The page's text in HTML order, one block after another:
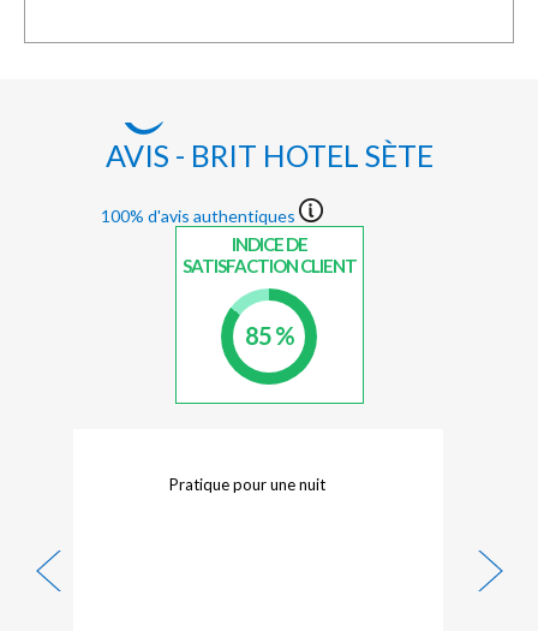
AVIS - BRIT HOTEL SÈTE
100% d'avis authentiques
INDICE DE
SATISFACTION CLIENT
85 %
Personnel très sympathique mais offre assez